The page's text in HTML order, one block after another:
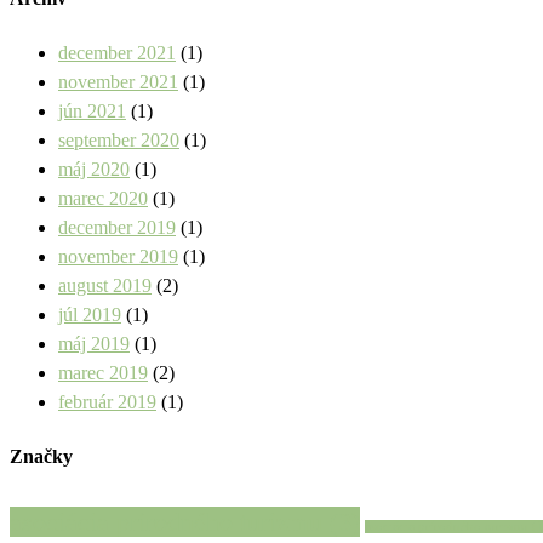
december 2021 (1)
november 2021 (1)
jún 2021 (1)
september 2020 (1)
máj 2020 (1)
marec 2020 (1)
december 2019 (1)
november 2019 (1)
august 2019 (2)
júl 2019 (1)
máj 2019 (1)
marec 2019 (2)
február 2019 (1)
Značky